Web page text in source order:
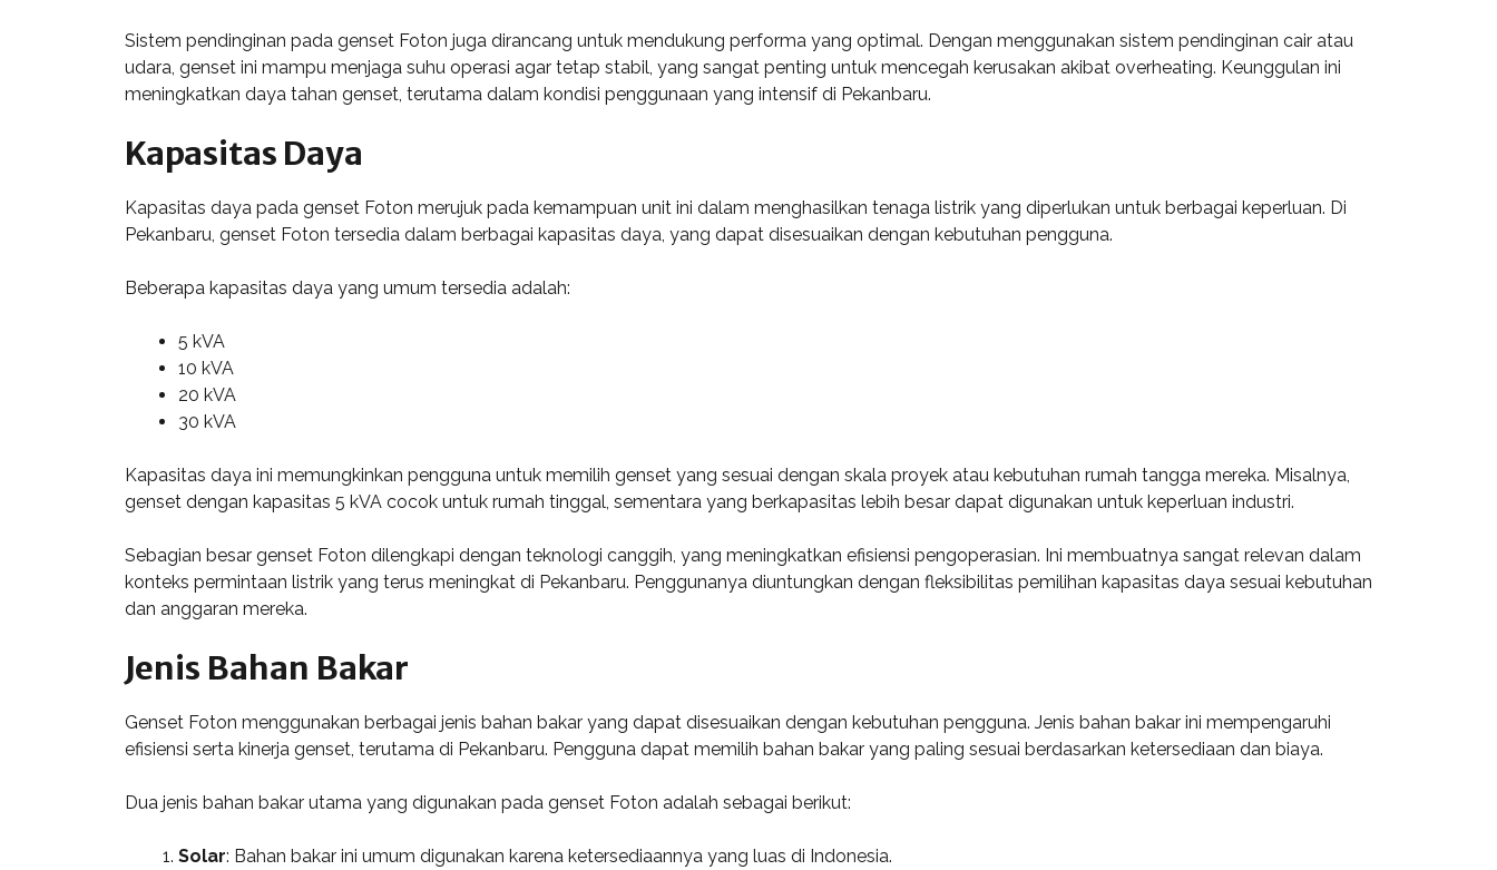
Sistem pendinginan pada genset Foton juga dirancang untuk mendukung performa yang optimal. Dengan menggunakan sistem pendinginan cair atau
udara, genset ini mampu menjaga suhu operasi agar tetap stabil, yang sangat penting untuk mencegah kerusakan akibat overheating. Keunggulan ini
meningkatkan daya tahan genset, terutama dalam kondisi penggunaan yang intensif di Pekanbaru.
Kapasitas Daya
Kapasitas daya pada genset Foton merujuk pada kemampuan unit ini dalam menghasilkan tenaga listrik yang diperlukan untuk berbagai keperluan. Di
Pekanbaru, genset Foton tersedia dalam berbagai kapasitas daya, yang dapat disesuaikan dengan kebutuhan pengguna.
Beberapa kapasitas daya yang umum tersedia adalah:
5 kVA
10 kVA
20 kVA
30 kVA
Kapasitas daya ini memungkinkan pengguna untuk memilih genset yang sesuai dengan skala proyek atau kebutuhan rumah tangga mereka. Misalnya,
genset dengan kapasitas 5 kVA cocok untuk rumah tinggal, sementara yang berkapasitas lebih besar dapat digunakan untuk keperluan industri.
Sebagian besar genset Foton dilengkapi dengan teknologi canggih, yang meningkatkan efisiensi pengoperasian. Ini membuatnya sangat relevan dalam
konteks permintaan listrik yang terus meningkat di Pekanbaru. Penggunanya diuntungkan dengan fleksibilitas pemilihan kapasitas daya sesuai kebutuhan
dan anggaran mereka.
Jenis Bahan Bakar
Genset Foton menggunakan berbagai jenis bahan bakar yang dapat disesuaikan dengan kebutuhan pengguna. Jenis bahan bakar ini mempengaruhi
efisiensi serta kinerja genset, terutama di Pekanbaru. Pengguna dapat memilih bahan bakar yang paling sesuai berdasarkan ketersediaan dan biaya.
Dua jenis bahan bakar utama yang digunakan pada genset Foton adalah sebagai berikut:
Solar: Bahan bakar ini umum digunakan karena ketersediaannya yang luas di Indonesia.